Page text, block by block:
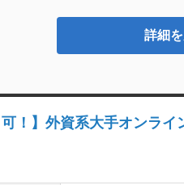
詳細
可！】外資系大手オンラ